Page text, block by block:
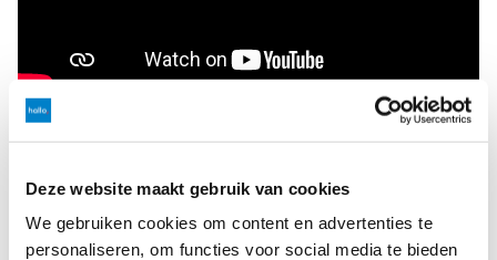
Deze website maakt gebruik van cookies
We gebruiken cookies om content en advertenties te
personaliseren, om functies voor social media te bieden
Roy Sandbergen - Security Officer bij Hallo